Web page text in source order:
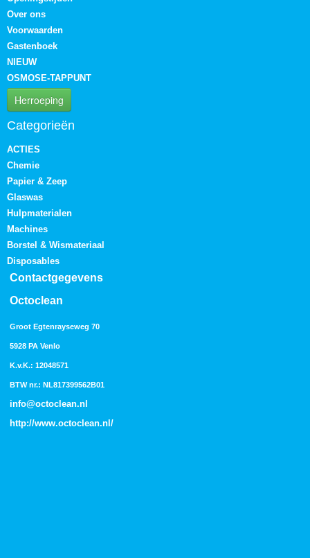
Over ons
Voorwaarden
Gastenboek
NIEUW
OSMOSE-TAPPUNT
Herroeping
Categorieën
ACTIES
Chemie
Papier & Zeep
Glaswas
Hulpmaterialen
Machines
Borstel & Wismateriaal
Disposables
Contactgegevens
Octoclean
Groot Egtenrayseweg 70
5928 PA Venlo
K.v.K.: 12048571
BTW nr.: NL817399562B01
info@octoclean.nl
http://www.octoclean.nl /